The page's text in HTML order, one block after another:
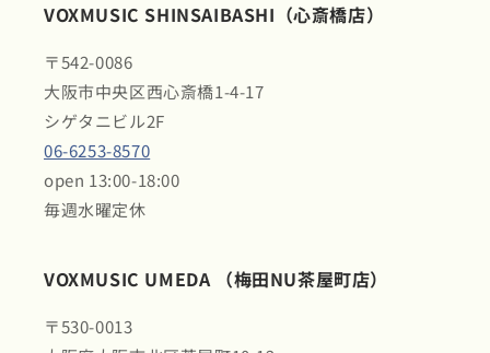
VOXMUSIC SHINSAIBASHI（心斎橋店）
〒542-0086
大阪市中央区西心斎橋1-4-17
シゲタニビル2F
06-6253-8570
open 13:00-18:00
毎週水曜定休
VOXMUSIC UMEDA （梅田NU茶屋町店）
〒530-0013